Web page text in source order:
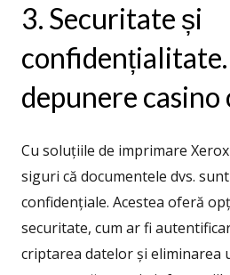
3. Securitate și
depunere casino
Cu soluțiile de imprimare
siguri că documentele dvs.
confidențiale. Acestea oferă
securitate, cum ar fi
criptarea datelor și eliminarea